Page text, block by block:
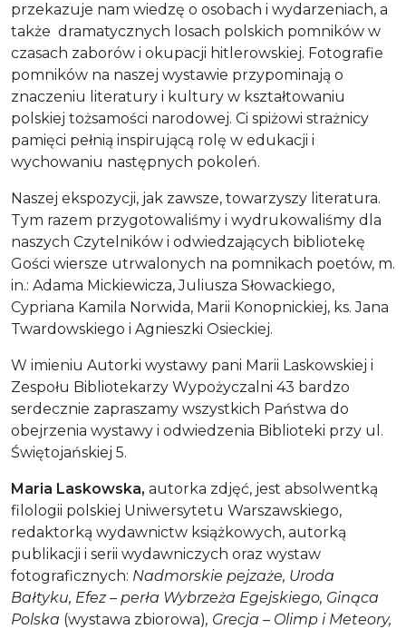
przekazuje nam wiedzę o osobach i wydarzeniach, a
także dramatycznych losach polskich pomników w
czasach zaborów i okupacji hitlerowskiej. Fotografie
pomników na naszej wystawie przypominają o
znaczeniu literatury i kultury w kształtowaniu
polskiej tożsamości narodowej. Ci spiżowi strażnicy
pamięci pełnią inspirującą rolę w edukacji i
wychowaniu następnych pokoleń.
Naszej ekspozycji, jak zawsze, towarzyszy literatura.
Tym razem przygotowaliśmy i wydrukowaliśmy dla
naszych Czytelników i odwiedzających bibliotekę
Gości wiersze utrwalonych na pomnikach poetów, m.
in.: Adama Mickiewicza, Juliusza Słowackiego,
Cypriana Kamila Norwida, Marii Konopnickiej, ks. Jana
Twardowskiego i Agnieszki Osieckiej.
W imieniu Autorki wystawy pani Marii Laskowskiej i
Zespołu Bibliotekarzy Wypożyczalni 43 bardzo
serdecznie zapraszamy wszystkich Państwa do
obejrzenia wystawy i odwiedzenia Biblioteki przy ul.
Świętojańskiej 5.
Maria Laskowska, autorka zdjęć, jest absolwentką
filologii polskiej Uniwersytetu Warszawskiego,
redaktorką wydawnictw książkowych, autorką
publikacji i serii wydawniczych oraz wystaw
fotograficznych: Nadmorskie pejzaże, Uroda
Bałtyku, Efez – perła Wybrzeża Egejskiego, Ginąca
Polska (wystawa zbiorowa), Grecja – Olimp i Meteory,